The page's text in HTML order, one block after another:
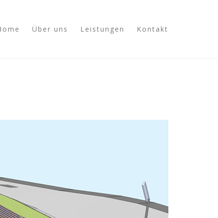
Über uns Leistungen Kontakt